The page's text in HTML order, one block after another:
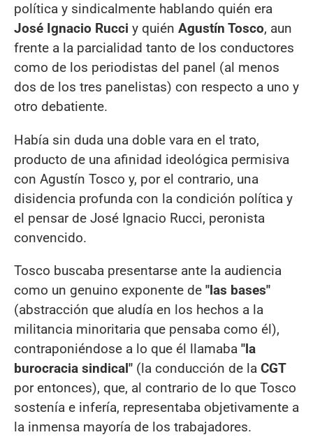
política y sindicalmente hablando quién era
José Ignacio Rucci y quién Agustín Tosco, aun
frente a la parcialidad tanto de los conductores
como de los periodistas del panel (al menos
dos de los tres panelistas) con respecto a uno y
otro debatiente.
Había sin duda una doble vara en el trato,
producto de una afinidad ideológica permisiva
con Agustín Tosco y, por el contrario, una
disidencia profunda con la condición política y
el pensar de José Ignacio Rucci, peronista
convencido.
Tosco buscaba presentarse ante la audiencia
como un genuino exponente de "las bases"
(abstracción que aludía en los hechos a la
militancia minoritaria que pensaba como él),
contraponiéndose a lo que él llamaba "la
burocracia sindical" (la conducción de la CGT
por entonces), que, al contrario de lo que Tosco
sostenía e infería, representaba objetivamente a
la inmensa mayoría de los trabajadores.